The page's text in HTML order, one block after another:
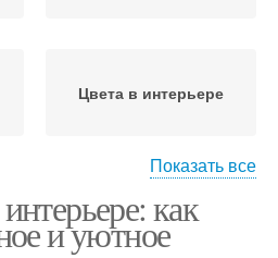
Цвета в интерьере
Цвета в интерьерах
Показать все
как
и уютное